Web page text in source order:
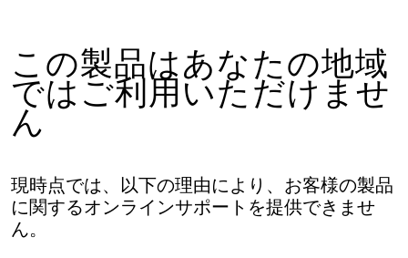
この製品はあなたの地域
ではご利用いただけませ
ん
現時点では、以下の理由により、お客様の製品
に関するオンラインサポートを提供できませ
ん。